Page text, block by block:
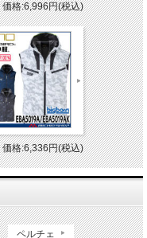
価格:6,996円(税込)
価格:6,336円(税込)
ペルチェ